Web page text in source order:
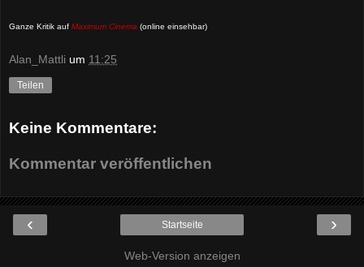
Ganze Kritik auf Maximum Cinema (online einsehbar)
Alan_Mattli um 11:25
Teilen
Keine Kommentare:
Kommentar veröffentlichen
‹ ›
Startseite
Web-Version anzeigen